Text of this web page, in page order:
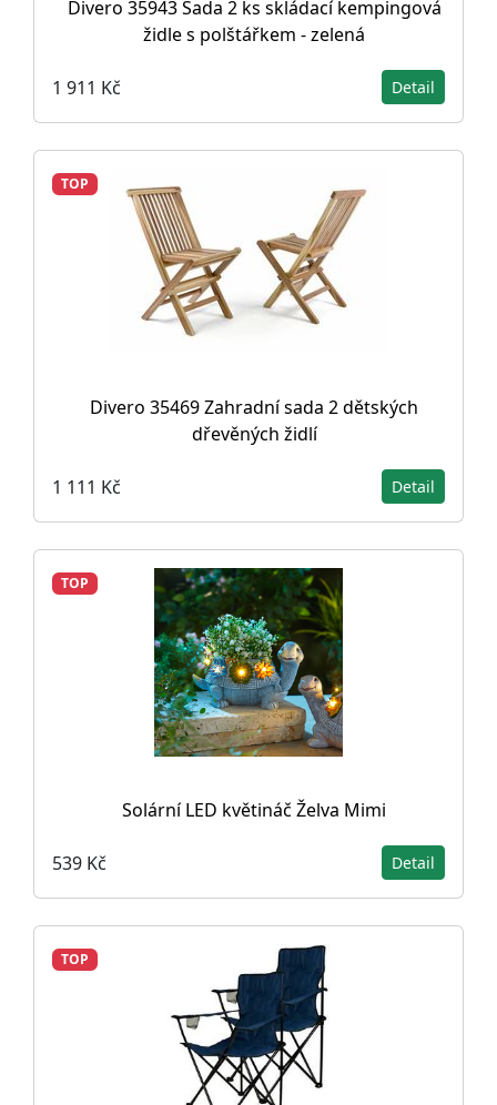
Divero 35943 Sada 2 ks skládací kempingová
židle s polštářkem - zelená
1 911 Kč Detail
TOP
Divero 35469 Zahradní sada 2 dětských
dřevěných židlí
1 111 Kč Detail
TOP
Solární LED květináč Želva Mimi
539 Kč Detail
TOP